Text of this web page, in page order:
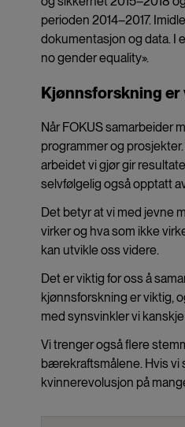
perioden 2014–2017.
dokumentasjon og data. I
no gender equality».
Kjønnsforskning er
Når FOKUS samarbeider
programmer og
arbeidet vi gjør gir
selvfølgelig også opptatt
Det betyr at vi med jevne
virker og hva som ikke
kan utvikle oss videre.
Det er viktig for oss å
kjønnsforskning er viktig,
med synsvinkler vi
Vi trenger også flere
bærekraftsmålene. Hvis vi
kvinnerevolusjon på